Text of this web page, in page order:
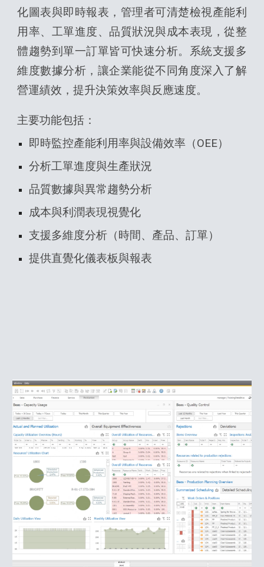
化圖表與即時報表，管理者可清楚檢視產能利
用率、工單進度、品質狀況與成本表現，從整
體趨勢到單一訂單皆可快速分析。系統支援多
維度數據分析，讓企業能從不同角度深入了解
營運績效，提升決策效率與反應速度。
主要功能包括：
即時監控產能利用率與設備效率（OEE）
分析工單進度與生產狀況
品質數據與異常趨勢分析
成本與利潤表現視覺化
支援多維度分析（時間、產品、訂單）
提供直覺化儀表板與報表